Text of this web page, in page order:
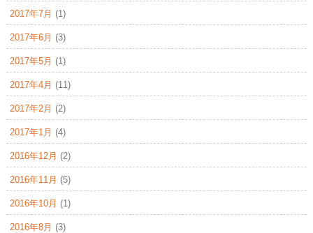
2017年7月 (1)
2017年6月 (3)
2017年5月 (1)
2017年4月 (11)
2017年2月 (2)
2017年1月 (4)
2016年12月 (2)
2016年11月 (5)
2016年10月 (1)
2016年8月 (3)